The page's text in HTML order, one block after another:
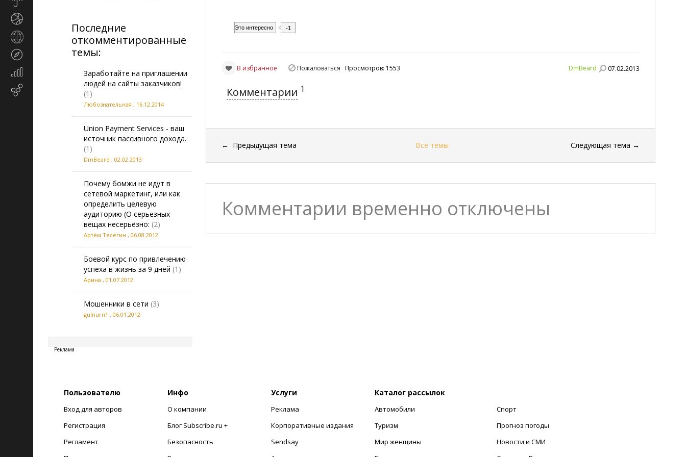
Последние
откомментированные
темы:
Заработайте на приглашении
людей на сайты заказчиков!
(1)
Любознательная , 16.12.2014
Union Payment Services - ваш
источник пассивного дохода.
(1)
DmBeard , 02.02.2013
Почему бомжи не идут в
сетевой маркетинг, или как
определить целевую
аудиторию (О серьезных
вещах несерьёзно: (2)
Артём Телегин , 06.08.2012
Боевой курс по привлечению
успеха в жизнь за 9 дней (1)
Арина , 01.07.2012
Мошенники в сети (3)
gulnurn1 , 06.01.2012
Реклама
Это интересно -1
DmBeard 07.02.2013
В избранное Пожаловаться Просмотров: 1553
Комментарии 1
← Предыдущая тема Все темы Следующая тема →
Комментарии временно отключены
Пользователю
Вход для авторов
Регистрация
Регламент
Инфо
О компании
Блог Subscribe.ru +
Безопасность
Услуги
Реклама
Корпоративные издания
Sendsay
Каталог рассылок
Автомобили
Туризм
Мир женщины
Спорт
Прогноз погоды
Новости и СМИ